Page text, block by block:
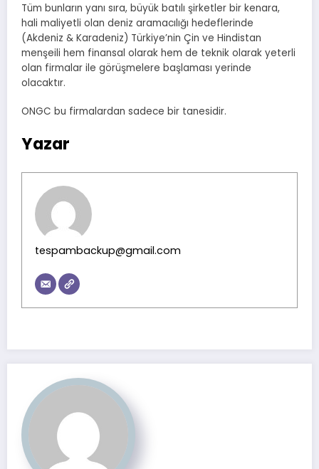
Tüm bunların yanı sıra, büyük batılı şirketler bir kenara,
hali maliyetli olan deniz aramacılığı hedeflerinde
(Akdeniz & Karadeniz) Türkiye’nin Çin ve Hindistan
menşeili hem finansal olarak hem de teknik olarak yeterli
olan firmalar ile görüşmelere başlaması yerinde
olacaktır.
ONGC bu firmalardan sadece bir tanesidir.
Yazar
tespambackup@gmail.com